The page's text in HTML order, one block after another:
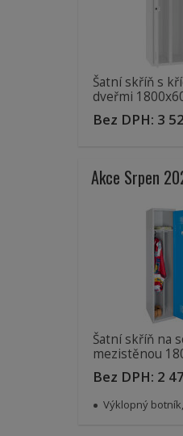
Šatní skříň s
dveřmi
Bez DPH: 3
Akce Srpen
Šatní skříň na
mezistěnou
Bez DPH: 2
Výklopný